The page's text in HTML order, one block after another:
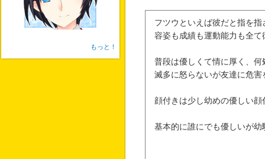
フツウといえば彼だと指を
容姿も成績も運動能力も全
普段は優しくて情に厚く、
滅多に怒らないが友達に危
顔付きは少し幼めの優しい
基本的に誰にでも優しいが
もっと！